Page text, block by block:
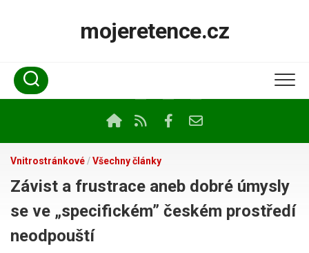
mojeretence.cz
Vnitrostránkové/Všechny články
Závist a frustrace aneb dobré úmysly
se ve „specifickém” českém prostředí
neodpouští